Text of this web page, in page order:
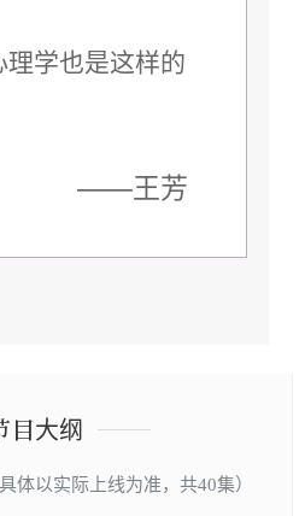
学也是这样的
——王芳
目大纲
体以实际上线为准，共40集）